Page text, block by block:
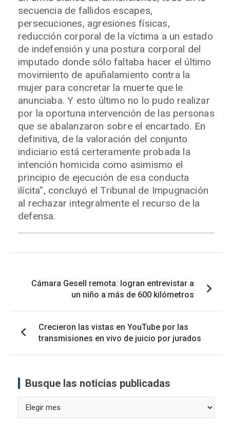
secuencia de fallidos escapes,
persecuciones, agresiones físicas,
reducción corporal de la víctima a un estado
de indefensión y una postura corporal del
imputado donde sólo faltaba hacer el último
movimiento de apuñalamiento contra la
mujer para concretar la muerte que le
anunciaba. Y esto último no lo pudo realizar
por la oportuna intervención de las personas
que se abalanzaron sobre el encartado. En
definitiva, de la valoración del conjunto
indiciario está certeramente probada la
intención homicida como asimismo el
principio de ejecución de esa conducta
ilícita”, concluyó el Tribunal de Impugnación
al rechazar integralmente el recurso de la
defensa.
Cámara Gesell remota: logran entrevistar a
un niño a más de 600 kilómetros
Crecieron las vistas en YouTube por las
transmisiones en vivo de juicio por jurados
Busque las noticias publicadas
las